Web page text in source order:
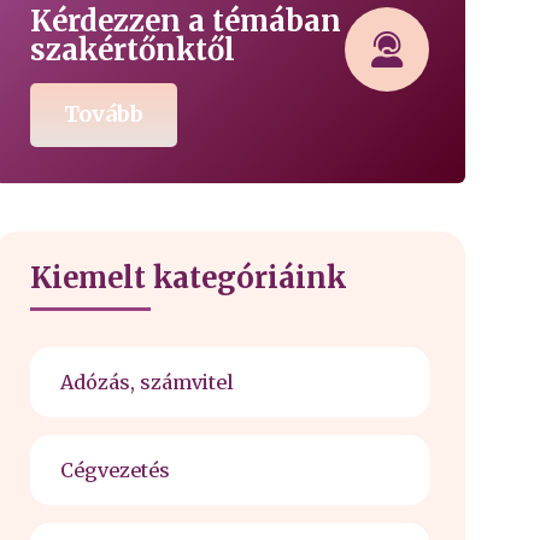
Kérdezzen a témában
szakértőnktől
Tovább
Kiemelt kategóriáink
Adózás, számvitel
Cégvezetés